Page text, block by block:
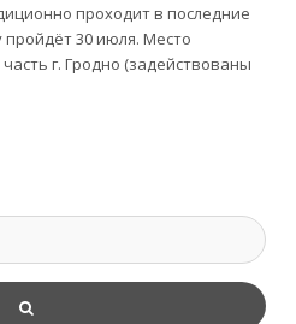
проходит в последние
30 июля. Место
г. Гродно (задействованы